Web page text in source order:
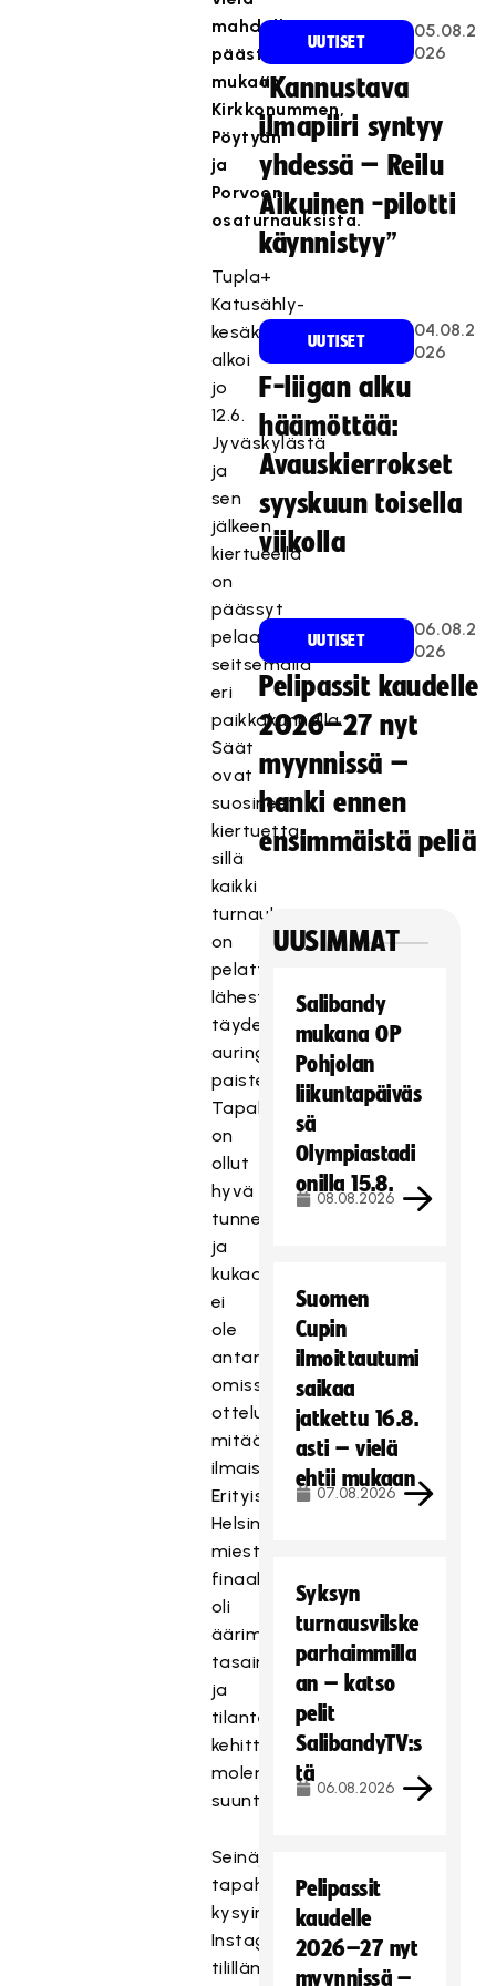
mahdollista
päästä
mukaan
Kirkkonummen,
Pöytyän
ja
Porvoon
osaturnauksista.
Tupla+
Katusähly-
kesäkiertue
alkoi
jo
12.6.
Jyväskylästä
ja
sen
jälkeen
kiertueella
on
päässyt
pelaamaan
seitsemällä
eri
paikkakunnalla.
Säät
ovat
suosineet
kiertuetta,
sillä
kaikki
turnaukset
on
pelattu
lähestulkoon
täydessä
auringon
paisteessa.
Tapahtumissa
on
ollut
hyvä
tunnelma
ja
kukaan
ei
ole
antanut
omissa
otteluissaan
mitään
ilmaiseksi.
Erityisesti
Helsingissä
miesten
finaali
oli
äärimmäisen
tasainen
ja
tilanteita
kehittyi
molempiin
suuntiin.
Seinäjoen
tapahtumassa
kysyimme
Instagram
tilillämme,
UUTISET
05.08.2
026
“Kannustava
ilmapiiri syntyy
yhdessä – Reilu
Aikuinen -pilotti
käynnistyy”
UUTISET
04.08.2
026
F-liigan alku
häämöttää:
Avauskierrokset
syyskuun toisella
viikolla
UUTISET
06.08.2
026
Pelipassit kaudelle
2026–27 nyt
myynnissä –
hanki ennen
ensimmäistä peliä
UUSIMMAT
Salibandy
mukana OP
Pohjolan
liikuntapäiväs
sä
Olympiastadi
onilla 15.8.
08.08.2026
Suomen
Cupin
ilmoittautumi
saikaa
jatkettu 16.8.
asti – vielä
ehtii mukaan
07.08.2026
Syksyn
turnausvilske
parhaimmilla
an – katso
pelit
SalibandyTV:s
tä
06.08.2026
Pelipassit
kaudelle
2026–27 nyt
myynnissä –